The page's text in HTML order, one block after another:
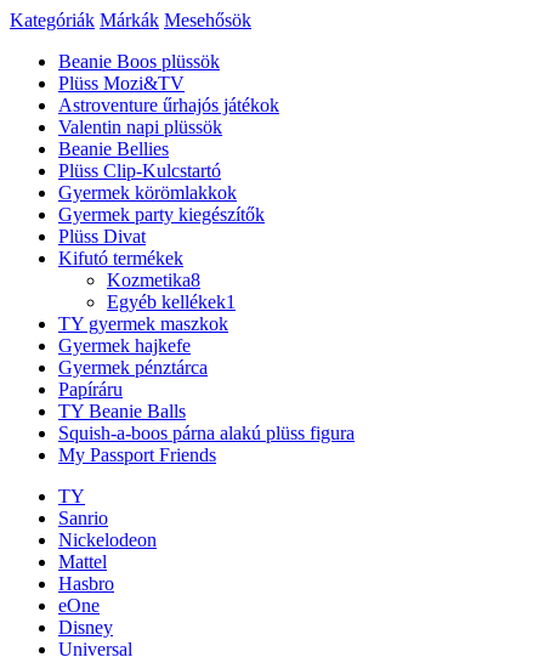
Kategóriák Márkák Mesehősök
Beanie Boos plüssök
Plüss Mozi&TV
Astroventure űrhajós játékok
Valentin napi plüssök
Beanie Bellies
Plüss Clip-Kulcstartó
Gyermek körömlakkok
Gyermek party kiegészítők
Plüss Divat
Kifutó termékek
Kozmetika8
Egyéb kellékek1
TY gyermek maszkok
Gyermek hajkefe
Gyermek pénztárca
Papíráru
TY Beanie Balls
Squish-a-boos párna alakú plüss figura
My Passport Friends
TY
Sanrio
Nickelodeon
Mattel
Hasbro
eOne
Disney
Universal